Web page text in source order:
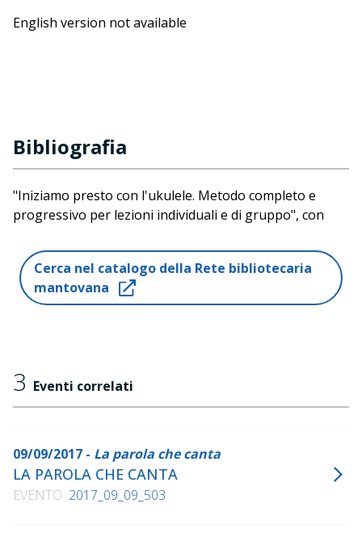
English version not available
Bibliografia
"Iniziamo presto con l'ukulele. Metodo completo e
progressivo per lezioni individuali e di gruppo", con
Edizioni Curci, 2016
Cerca nel catalogo della Rete bibliotecaria
mantovana
3 Eventi correlati
09/09/2017 - La parola che canta
LA PAROLA CHE CANTA
EVENTO 2017_09_09_503